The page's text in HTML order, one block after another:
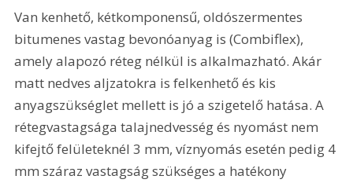
Van kenhető, kétkomponensű, oldószermentes
bitumenes vastag bevonóanyag is (Combiflex),
amely alapozó réteg nélkül is alkalmazható. Akár
matt nedves aljzatokra is felkenhető és kis
anyagszükséglet mellett is jó a szigetelő hatása. A
rétegvastagsága talajnedvesség és nyomást nem
kifejtő felületeknél 3 mm, víznyomás esetén pedig 4
mm száraz vastagság szükséges a hatékony